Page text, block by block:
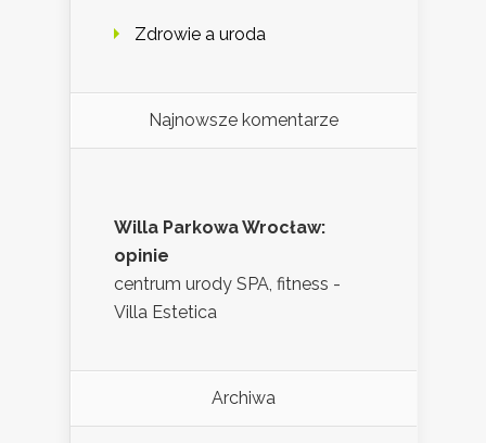
Zdrowie a uroda
Najnowsze komentarze
Willa Parkowa Wrocław:
opinie
centrum urody SPA, fitness -
Villa Estetica
Archiwa